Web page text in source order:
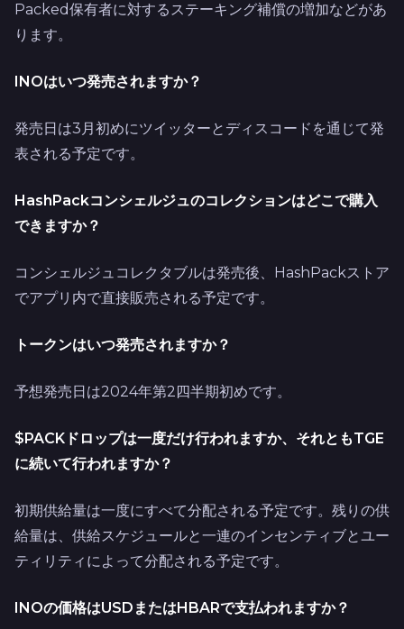
Packed保有者に対するステーキング補償の増加などがあ
ります。
INOはいつ発売されますか？
発売日は3月初めにツイッターとディスコードを通じて発
表される予定です。
HashPackコンシェルジュのコレクションはどこで購入
できますか？
コンシェルジュコレクタブルは発売後、HashPackストア
でアプリ内で直接販売される予定です。
トークンはいつ発売されますか？
予想発売日は2024年第2四半期初めです。
$PACKドロップは一度だけ行われますか、それともTGE
に続いて行われますか？
初期供給量は一度にすべて分配される予定です。残りの供
給量は、供給スケジュールと一連のインセンティブとユー
ティリティによって分配される予定です。
INOの価格はUSDまたはHBARで支払われますか？